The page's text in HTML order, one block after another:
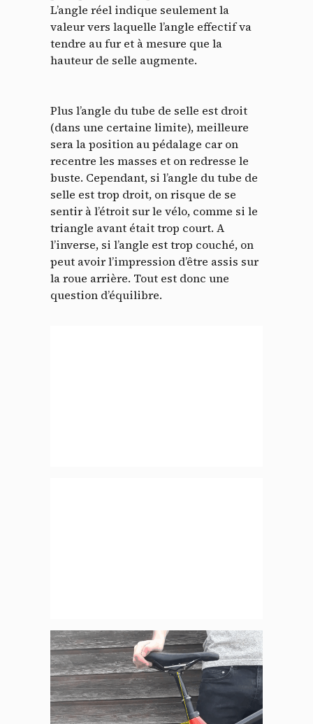
L’angle réel indique seulement la
valeur vers laquelle l’angle effectif va
tendre au fur et à mesure que la
hauteur de selle augmente.
Plus l’angle du tube de selle est droit
(dans une certaine limite), meilleure
sera la position au pédalage car on
recentre les masses et on redresse le
buste. Cependant, si l’angle du tube de
selle est trop droit, on risque de se
sentir à l’étroit sur le vélo, comme si le
triangle avant était trop court. A
l’inverse, si l’angle est trop couché, on
peut avoir l’impression d’être assis sur
la roue arrière. Tout est donc une
question d’équilibre.